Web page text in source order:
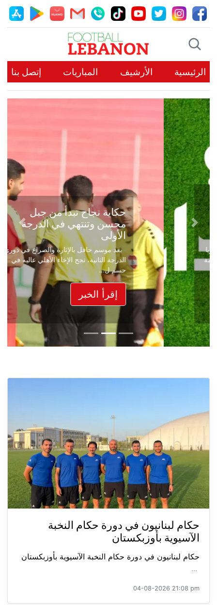
الرئيسية الأرشيف المباريات إتصل بنا
حكاية نجاح تبدأ من جبل
محسن وتنتهي في الدرجة
الأولى
بعد موسم حافل بالإثارة والصراع في دوري
الدرجة الثانية، نجح الإخاء الأهلي عاليه في
حسم ل...
إقرأ الخبر
Previous
Next
حكام لبنانيون في دورة حكام النخبة
الآسيوية بأوزبكستان
حكام لبنانيون في دورة حكام النخبة الآسيوية بأوزبكستان
...
04-08-2026 21:08 pm